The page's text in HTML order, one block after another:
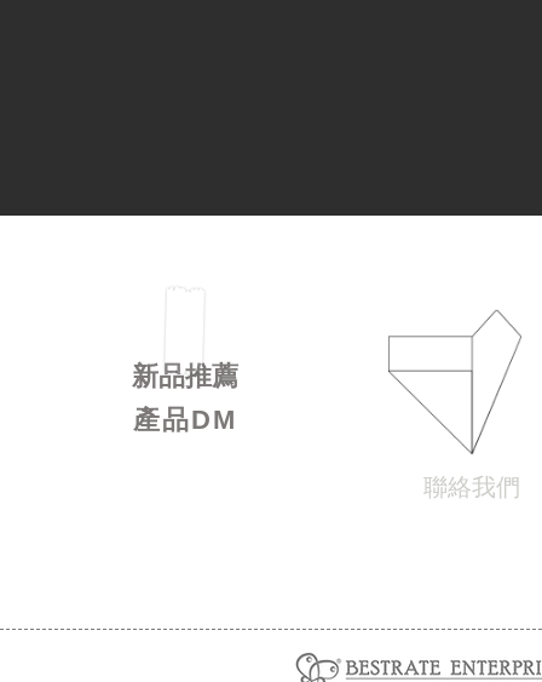
新品推薦
產品DM
聯絡我們